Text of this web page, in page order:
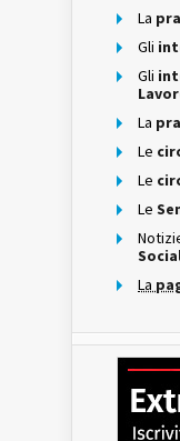
La
Gli
Gli
La
Le
Le
Le
La